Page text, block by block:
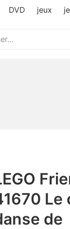
DVD jeux
Le
de